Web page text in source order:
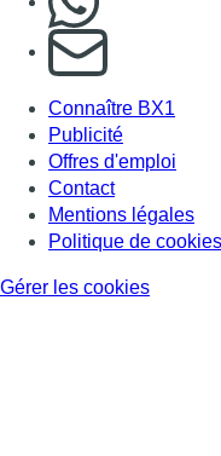
S'abonner à
Connaître BX1
Publicité
Offres d'emploi
Contact
Mentions légales
Politique de
Gérer les cookies